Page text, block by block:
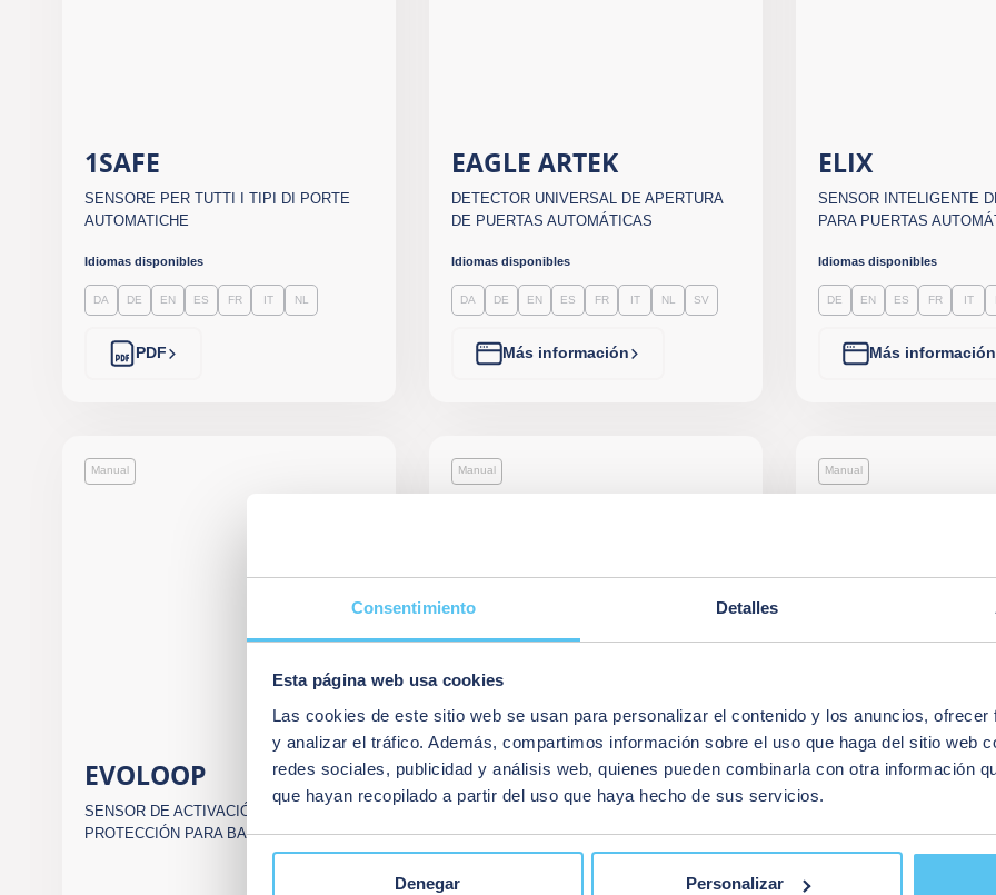
Consentimiento Detalles
Esta página web usa cookies
Las cookies de este sitio web se usan para personalizar el contenido y los anuncios,
y analizar el tráfico. Además, compartimos información sobre el uso que haga del sitio web
redes sociales, publicidad y análisis web, quienes pueden combinarla con otra información
que hayan recopilado a partir del uso que haya hecho de sus servicios.
Denegar Personalizar
1SAFE
SENSORE PER TUTTI I TIPI DI PORTE
AUTOMATICHE
Idiomas disponibles
DA DE EN ES FR IT NL
PDF
EAGLE ARTEK
DETECTOR UNIVERSAL DE APERTURA
DE PUERTAS AUTOMÁTICAS
Idiomas disponibles
DA DE EN ES FR IT NL SV
Más información
ELIX
SENSOR INTELIGENTE
PARA PUERTAS
Idiomas disponibles
DE EN ES FR IT
Más información
Manual
EVOLOOP
SENSOR DE ACTIVACIÓN, PRESENCIA Y
PROTECCIÓN PARA BARRERAS
Manual
MAGIC SWITCH
SENSOR DE APERTURA SIN CONTACTO
Manual
MAGIC
CHROMA